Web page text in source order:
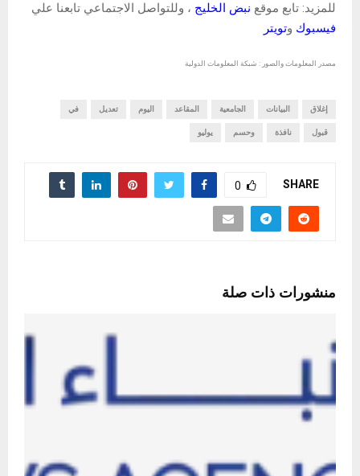
للمزيد: تابع موقع نبض الخليج ، وللتواصل الاجتماعي تابعنا علي
فيسبوك وتويتر
مصدر المعلومات والصور : شبكة المعلومات الدولية
إغلاق البيانات الجامعية المقاعد اليوم تعديل في
قبول نافذة وحسم يوليو
SHARE
0
منشورات ذات صلة